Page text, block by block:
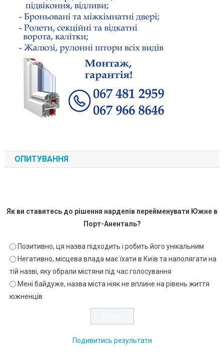
ОПИТУВАННЯ
Як ви ставитесь до рішення нардепів перейменувати Южне в
Порт-Аненталь?
Позитивно, ця назва підходить і робить його унікальним
Негативно, місцева влада має їхати в Київ та наполягати на
тій назві, яку обрали містяни під час голосування
Мені байдуже, назва міста ніяк не вплине на рівень життя
южненців
Подивитись результати